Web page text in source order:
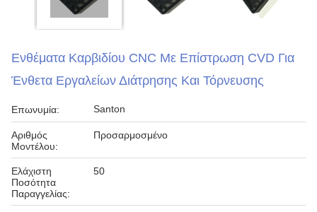
Ενθέματα Καρβιδίου CNC Με Επίστρωση CVD Για
Ένθετα Εργαλείων Διάτρησης Και Τόρνευσης
Επωνυμία: Santon
Αριθμός
Μοντέλου:
Προσαρμοσμένο
Ελάχιστη
Ποσότητα
Παραγγελίας:
50